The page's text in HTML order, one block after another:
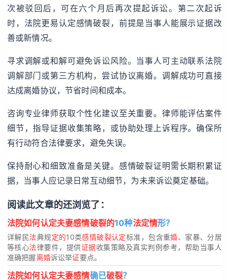
次被驳回后，可在六个月后再次提起诉讼。第二次起诉
时，法院更易认定感情破裂，前提是当事人能展示证据改
善或新情况。
寻求调解或和解可避免诉讼风险。当事人可主动联系法院
调解部门或第三方机构，尝试协议离婚。调解成功可直接
达成离婚协议，节省时间和成本。
咨询专业律师获取个性化建议至关重要。律师能评估案件
细节，指导证据收集策略，或协助处理上诉程序。确保所
有行动符合法律要求，避免失误。
保持耐心和细致准备是关键。感情破裂证明需长期积累证
据，当事人应记录日常互动细节，为未来诉讼奠定基础。
阅读此文章的还浏览了：
法院如何认定夫妻感情破裂的10种法定情形？
详解民法典规定的10类感情破裂认定标准，包含重婚、家暴、分居
等核心法律要件，提供证据收集策略及真实判例参考，帮助当事人
准确把握离婚诉讼举证要点。
法院如何认定夫妻感情确已破裂？